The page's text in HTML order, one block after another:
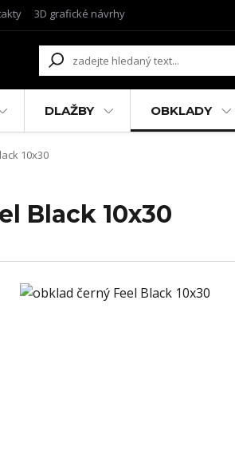
3D grafické návrhy
DLAŽBY OBKLADY
10x30
Black 10x30